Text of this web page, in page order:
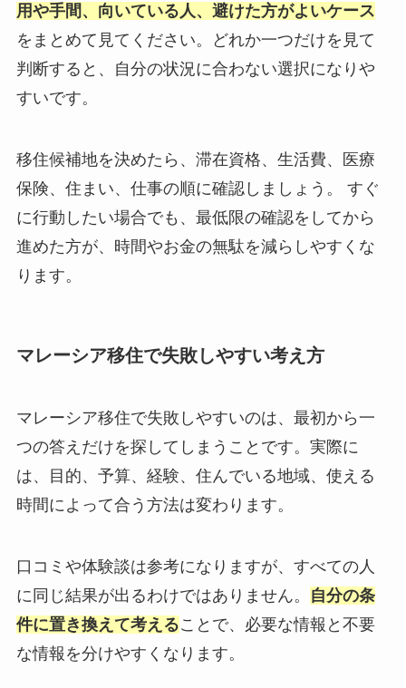
用や手間、向いている人、避けた方がよいケース
をまとめて見てください。どれか一つだけを見て
判断すると、自分の状況に合わない選択になりや
すいです。
移住候補地を決めたら、滞在資格、生活費、医療
保険、住まい、仕事の順に確認しましょう。 すぐ
に行動したい場合でも、最低限の確認をしてから
進めた方が、時間やお金の無駄を減らしやすくな
ります。
マレーシア移住で失敗しやすい考え方
マレーシア移住で失敗しやすいのは、最初から一
つの答えだけを探してしまうことです。実際に
は、目的、予算、経験、住んでいる地域、使える
時間によって合う方法は変わります。
口コミや体験談は参考になりますが、すべての人
に同じ結果が出るわけではありません。
自分の条
件に置き換えて考えることで、必要な情報と不要
な情報を分けやすくなります。